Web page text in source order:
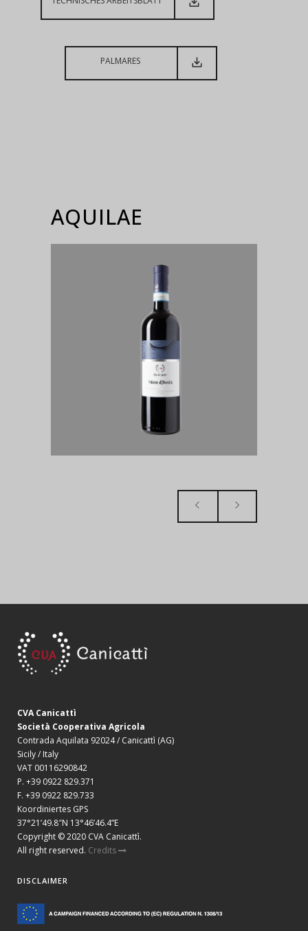
PALMARES
AQUILAE
CVA Canicattì
Società Cooperativa Agricola
Contrada Aquilata 92024 / Canicattì (AG)
Sicily / Italy
VAT 00116290842
P. +39 0922 829.371
F. +39 0922 829.733
Koordiniertes GPS
37°21’49.8″N 13°46’46.4”E
Copyright © 2020 CVA Canicattì.
All right reserved. Credits
DISCLAIMER